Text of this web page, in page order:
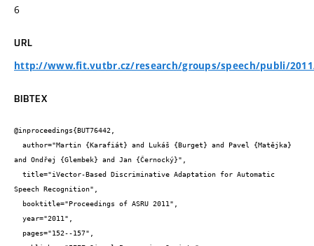
6
URL
http://www.fit.vutbr.cz/research/groups/speech/publi/
BIBTEX
@inproceedings{BUT76442,
and Ondřej {Glembek} and Jan {Černocký}",
Speech Recognition",